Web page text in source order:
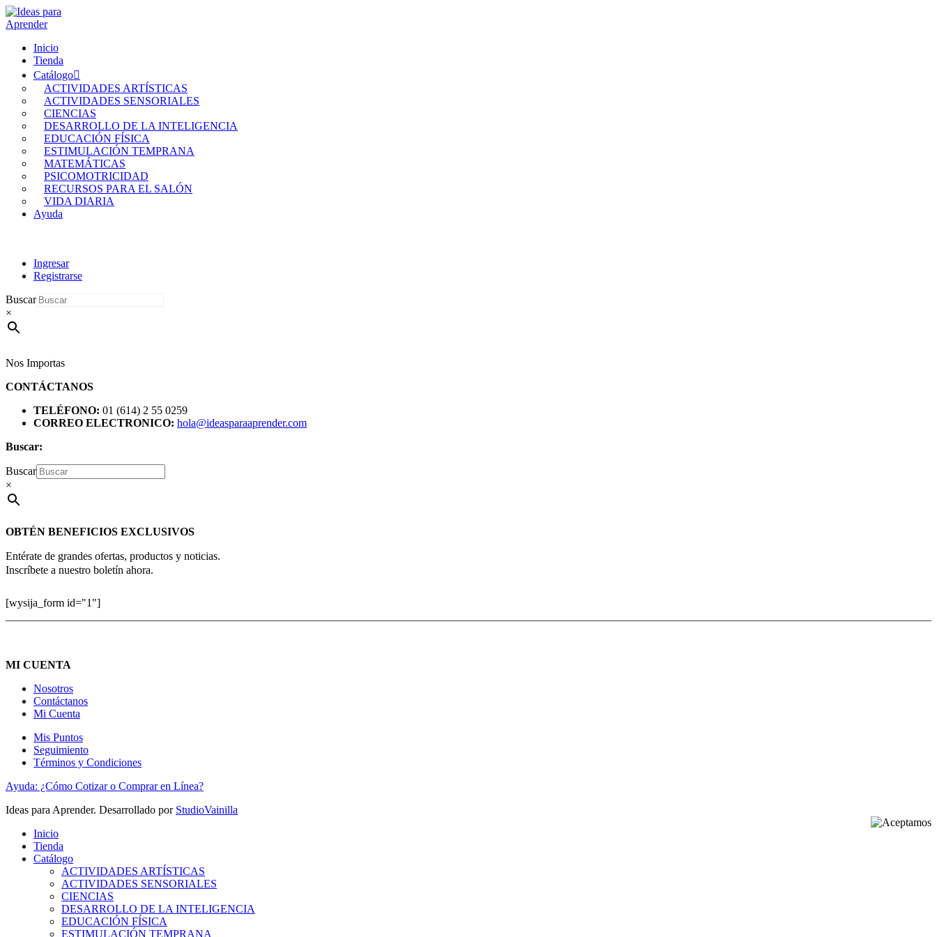
Inicio
Tienda
Catálogo
ACTIVIDADES ARTÍSTICAS
ACTIVIDADES SENSORIALES
CIENCIAS
DESARROLLO DE LA INTELIGENCIA
EDUCACIÓN FÍSICA
ESTIMULACIÓN TEMPRANA
MATEMÁTICAS
PSICOMOTRICIDAD
RECURSOS PARA EL SALÓN
VIDA DIARIA
Ayuda
Ingresar
Registrarse
Buscar
×
Nos Importas
CONTÁCTANOS
TELÉFONO: 01 (614) 2 55 0259
CORREO ELECTRONICO: hola@ideasparaaprender.com
Buscar:
Buscar
×
OBTÉN BENEFICIOS EXCLUSIVOS
Entérate de grandes ofertas, productos y noticias.
Inscríbete a nuestro boletín ahora.
[wysija_form id="1"]
MI CUENTA
Nosotros
Contáctanos
Mi Cuenta
Mis Puntos
Seguimiento
Términos y Condiciones
Ayuda: ¿Cómo Cotizar o Comprar en Línea?
Ideas para Aprender. Desarrollado por StudioVainilla
Inicio
Tienda
Catálogo
ACTIVIDADES ARTÍSTICAS
ACTIVIDADES SENSORIALES
CIENCIAS
DESARROLLO DE LA INTELIGENCIA
EDUCACIÓN FÍSICA
ESTIMULACIÓN TEMPRANA